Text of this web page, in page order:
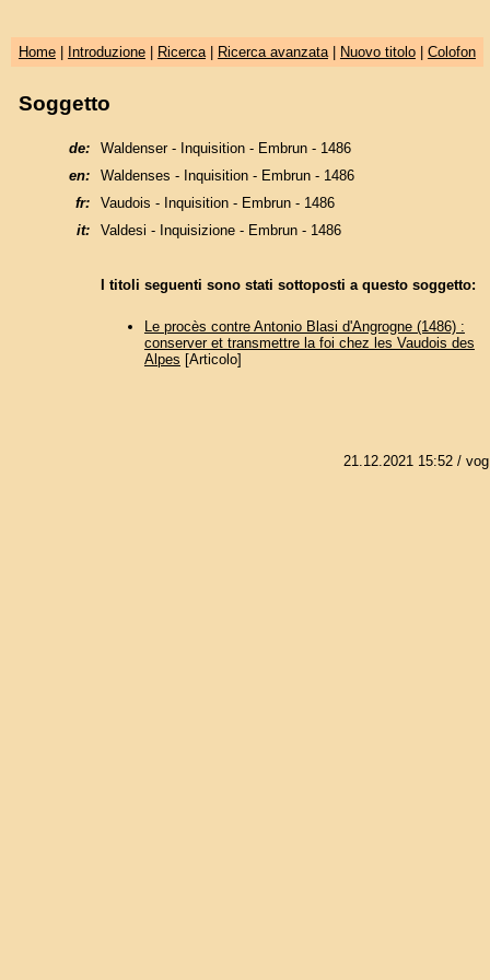
Home| Introduzione| Ricerca| Ricerca avanzata| Nuovo titolo| Colofon
Soggetto
de:
Waldenser - Inquisition - Embrun - 1486
en:
Waldenses - Inquisition - Embrun - 1486
fr:
Vaudois - Inquisition - Embrun - 1486
it:
Valdesi - Inquisizione - Embrun - 1486
I titoli seguenti sono stati sottoposti a questo soggetto:
Le procès contre Antonio Blasi d'Angrogne (1486) :
conserver et transmettre la foi chez les Vaudois des
Alpes [Articolo]
21.12.2021 15:52/ vog